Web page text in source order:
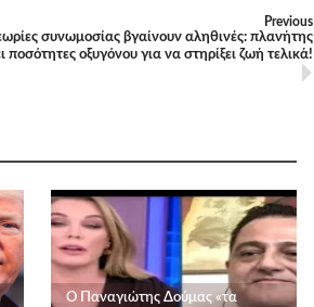
Previous
συνωμοσίας βγαίνουν αληθινές: πλανήτης
ποσότητες οξυγόνου για να στηρίξει ζωή τελικά!
Ο Παναγιώτης Δούμας «τα